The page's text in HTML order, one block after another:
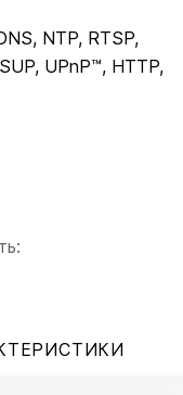
NTP, RTSP,
UPnP™, HTTP,